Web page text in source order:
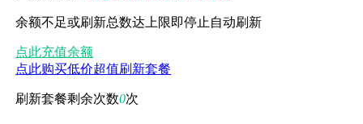
余额不足或刷新总数达上限即停止自动刷新
点此充值余额
点此购买低价超值刷新套餐
刷新套餐剩余次数0次